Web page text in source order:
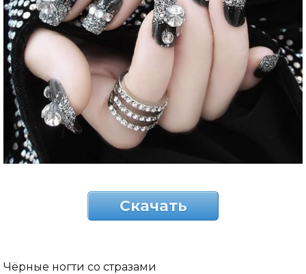
Скачать
Чёрные ногти со стразами